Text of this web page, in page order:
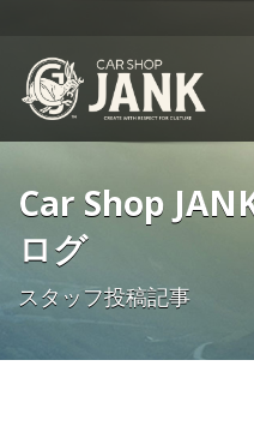
Car Shop
ログ
スタッフ投稿記事